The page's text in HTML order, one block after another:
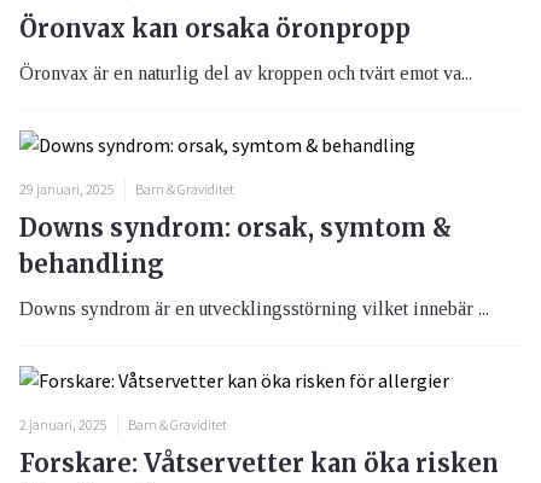
Öronvax kan orsaka öronpropp
Öronvax är en naturlig del av kroppen och tvärt emot va...
29 januari, 2025 Barn & Graviditet
Downs syndrom: orsak, symtom &
behandling
Downs syndrom är en utvecklingsstörning vilket innebär ...
2 januari, 2025 Barn & Graviditet
Forskare: Våtservetter kan öka risken